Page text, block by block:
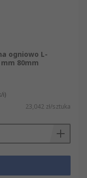
ogniowo L-
80mm
i)
23,042 zł/sztuka